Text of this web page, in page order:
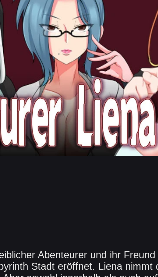
Abenteurer und ihr
Stadt eröffnet. Liena nimmt